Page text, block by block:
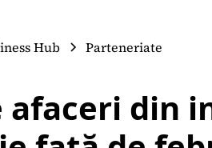
Hub Parteneriate
afaceri din